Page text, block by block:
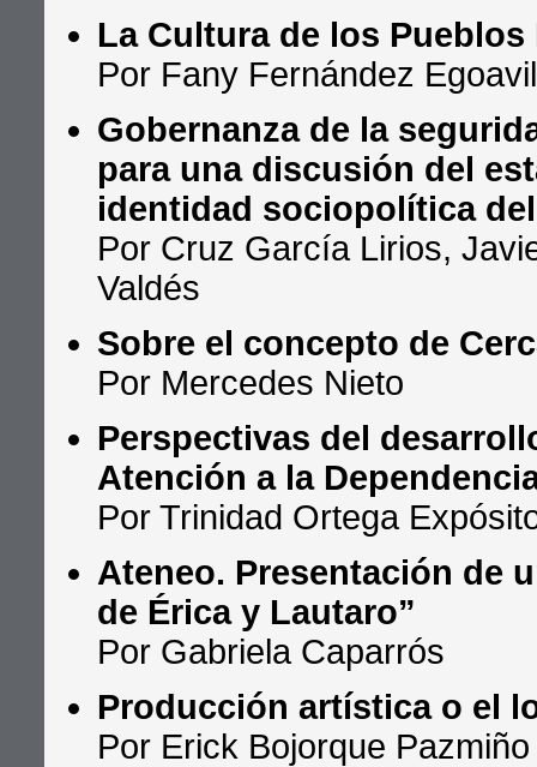
La Cultura de los Pueblos
Por Fany Fernández Egoavil
Gobernanza de la
para una discusión del
identidad sociopolítica
Por Cruz García Lirios,
Valdés
Sobre el concepto de
Por Mercedes Nieto
Perspectivas del
Atención a la
Por Trinidad Ortega
Ateneo. Presentación de
de Érica y Lautaro”
Por Gabriela Caparrós
Producción artística o el
Por Erick Bojorque Pazmiño